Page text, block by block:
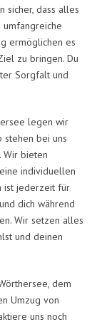
sicher, dass alles
ermöglichen es
zu bringen. Du
Sorgfalt und
legen wir
stehen bei uns
Wir bieten
individuellen
ist jederzeit für
dich während
Wir setzen alles
und deinen
dem
Umzug von
uns noch